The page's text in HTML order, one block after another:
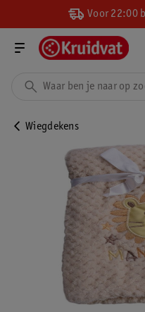
Voor 22:00
Wiegdekens